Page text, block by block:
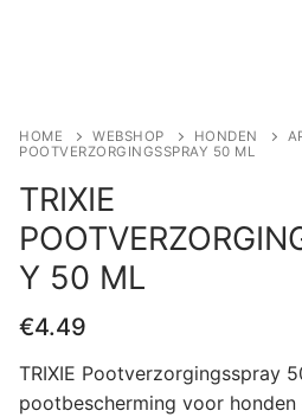
HOME WEBSHOP HONDEN
POOTVERZORGINGSSPRAY 50 ML
TRIXIE
Y 50 ML
€4.49
TRIXIE Pootverzorgingsspray
pootbescherming voor